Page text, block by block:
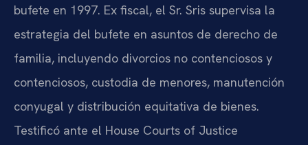
bufete en 1997. Ex fiscal, el Sr. Sris supervisa la
estrategia del bufete en asuntos de derecho de
familia, incluyendo divorcios no contenciosos y
contenciosos, custodia de menores, manutención
conyugal y distribución equitativa de bienes.
Testificó ante el House Courts of Justice